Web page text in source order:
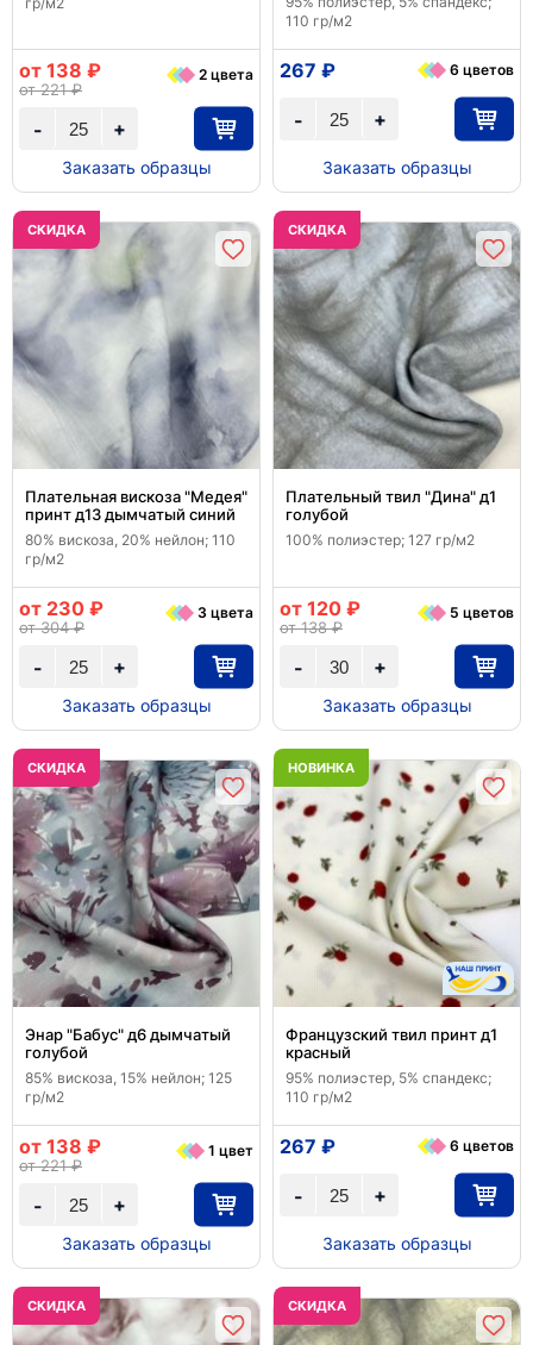
+
-
от 138 ₽
от 221 ₽
2 цвета
Заказать образцы
110 гр/м2
+
-
267 ₽ 6 цветов
Заказать образцы
CКИДКА
Плательная вискоза "Медея"
принт д13 дымчатый синий
80% вискоза, 20% нейлон; 110
гр/м2
+
-
от 230 ₽
от 304 ₽
3 цвета
Заказать образцы
CКИДКА
Плательный твил "Дина" д1
голубой
100% полиэстер; 127 гр/м2
+
-
от 120 ₽
от 138 ₽
5 цветов
Заказать образцы
CКИДКА
Энар "Бабус" д6 дымчатый
голубой
85% вискоза, 15% нейлон; 125
гр/м2
+
-
от 138 ₽
от 221 ₽
1 цвет
Заказать образцы
НОВИНКА
Французский твил принт д1
красный
95% полиэстер, 5% спандекс;
110 гр/м2
+
-
267 ₽ 6 цветов
Заказать образцы
CКИДКА CКИДКА